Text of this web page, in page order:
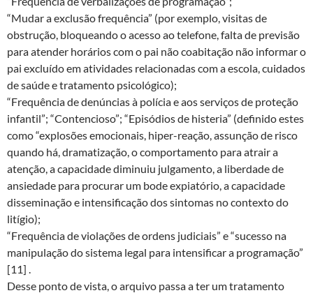
“Mudar a exclusão frequência” (por exemplo, visitas de
obstrução, bloqueando o acesso ao telefone, falta de previsão
para atender horários com o pai não coabitação não informar o
pai excluído em atividades relacionadas com a escola, cuidados
de saúde e tratamento psicológico);
“Frequência de denúncias à polícia e aos serviços de proteção
infantil”; “Contencioso”; “Episódios de histeria” (definido estes
como “explosões emocionais, hiper-reação, assunção de risco
quando há, dramatização, o comportamento para atrair a
atenção, a capacidade diminuiu julgamento, a liberdade de
ansiedade para procurar um bode expiatório, a capacidade
disseminação e intensificação dos sintomas no contexto do
litígio);
“Frequência de violações de ordens judiciais” e “sucesso na
manipulação do sistema legal para intensificar a programação”
[11] .
Desse ponto de vista, o arquivo passa a ter um tratamento